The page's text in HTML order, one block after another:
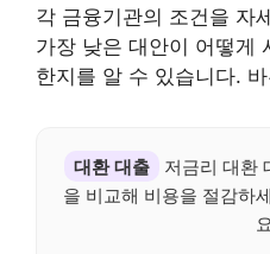
각 금융기관의 조건을 자
가장 낮은 대안이 어떻게
한지를 알 수 있습니다.
대환 대출
저금리 대환
을 비교해 비용을 절감하